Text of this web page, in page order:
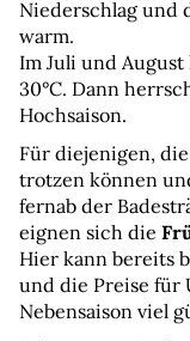
Niederschlag und
warm.
Im Juli und
30°C. Dann
Hochsaison.
Für diejenigen,
trotzen können
fernab der
eignen sich die
Hier kann bereits
und die Preise für
Nebensaison viel